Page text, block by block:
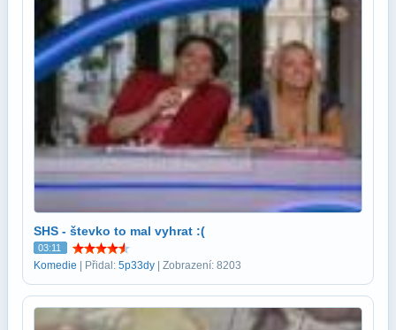
SHS - števko to mal vyhrat :(
03:11
Komedie | Přidal: 5p33dy | Zobrazení: 8203